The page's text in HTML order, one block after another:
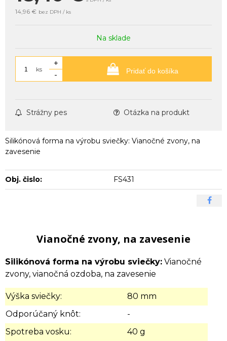
14,96 € bez DPH / ks
Na sklade
ks
+
-
Pridať do košíka
Strážny pes Otázka na produkt
Silikónová forma na výrobu sviečky: Vianočné zvony, na
zavesenie
Obj. čislo: FS431
Vianočné zvony, na zavesenie
Silikónová forma na výrobu sviečky: Vianočné
zvony, vianočná ozdoba, na zavesenie
Výška sviečky:
80 mm
Odporúčaný knôt:
-
Spotreba vosku:
40 g